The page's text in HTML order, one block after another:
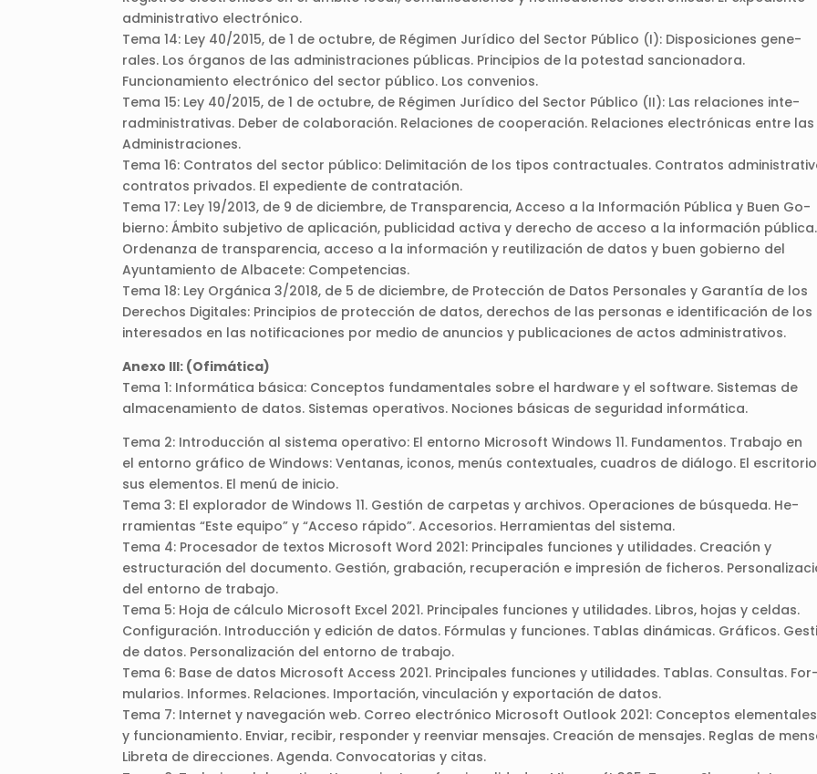
administrativo electrónico.
Tema 14: Ley 40/2015, de 1 de octubre, de Régimen Jurídico del Sector Público (I): Disposiciones gene-
rales. Los órganos de las administraciones públicas. Principios de la potestad sancionadora.
Funcionamiento electrónico del sector público. Los convenios.
Tema 15: Ley 40/2015, de 1 de octubre, de Régimen Jurídico del Sector Público (II): Las relaciones inte-
radministrativas. Deber de colaboración. Relaciones de cooperación. Relaciones electrónicas entre las
Administraciones.
Tema 16: Contratos del sector público: Delimitación de los tipos contractuales. Contratos
contratos privados. El expediente de contratación.
Tema 17: Ley 19/2013, de 9 de diciembre, de Transparencia, Acceso a la Información Pública y Buen Go-
bierno: Ámbito subjetivo de aplicación, publicidad activa y derecho de acceso a la información pública.
Ordenanza de transparencia, acceso a la información y reutilización de datos y buen gobierno del
Ayuntamiento de Albacete: Competencias.
Tema 18: Ley Orgánica 3/2018, de 5 de diciembre, de Protección de Datos Personales y Garantía de los
Derechos Digitales: Principios de protección de datos, derechos de las personas e identificación de los
interesados en las notificaciones por medio de anuncios y publicaciones de actos administrativos.
Anexo III: (Ofimática)
Tema 1: Informática básica: Conceptos fundamentales sobre el hardware y el software. Sistemas de
almacenamiento de datos. Sistemas operativos. Nociones básicas de seguridad informática.
Tema 2: Introducción al sistema operativo: El entorno Microsoft Windows 11. Fundamentos. Trabajo en
el entorno gráfico de Windows: Ventanas, iconos, menús contextuales, cuadros de diálogo. El
sus elementos. El menú de inicio.
Tema 3: El explorador de Windows 11. Gestión de carpetas y archivos. Operaciones de búsqueda. He-
rramientas “Este equipo” y “Acceso rápido”. Accesorios. Herramientas del sistema.
Tema 4: Procesador de textos Microsoft Word 2021: Principales funciones y utilidades. Creación y
estructuración del documento. Gestión, grabación, recuperación e impresión de ficheros.
del entorno de trabajo.
Tema 5: Hoja de cálculo Microsoft Excel 2021. Principales funciones y utilidades. Libros, hojas y celdas.
Configuración. Introducción y edición de datos. Fórmulas y funciones. Tablas dinámicas. Gráficos.
de datos. Personalización del entorno de trabajo.
Tema 6: Base de datos Microsoft Access 2021. Principales funciones y utilidades. Tablas. Consultas. For-
mularios. Informes. Relaciones. Importación, vinculación y exportación de datos.
Tema 7: Internet y navegación web. Correo electrónico Microsoft Outlook 2021: Conceptos elementales
y funcionamiento. Enviar, recibir, responder y reenviar mensajes. Creación de mensajes. Reglas de
Libreta de direcciones. Agenda. Convocatorias y citas.